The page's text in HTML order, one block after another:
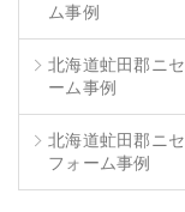
ム事例
北海道虻田郡ニ
ーム事例
北海道虻田郡ニ
フォーム事例